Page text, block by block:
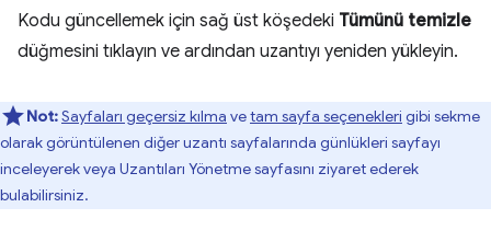
Kodu güncellemek için sağ üst köşedeki Tümünü temizle
düğmesini tıklayın ve ardından uzantıyı yeniden yükleyin.
Not:Sayfaları geçersiz kılma vetam sayfa seçenekleri gibi sekme
olarak görüntülenen diğer uzantı sayfalarında günlükleri sayfayı
inceleyerek veya Uzantıları Yönetme sayfasını ziyaret ederek
bulabilirsiniz.